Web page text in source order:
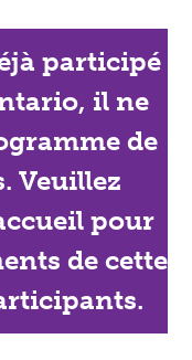
participé
il ne
de
Veuillez
pour
de cette